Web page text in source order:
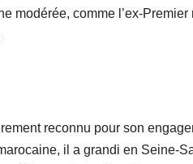
modérée, comme l’ex-Premier
reconnu pour son
il a grandi en Seine-